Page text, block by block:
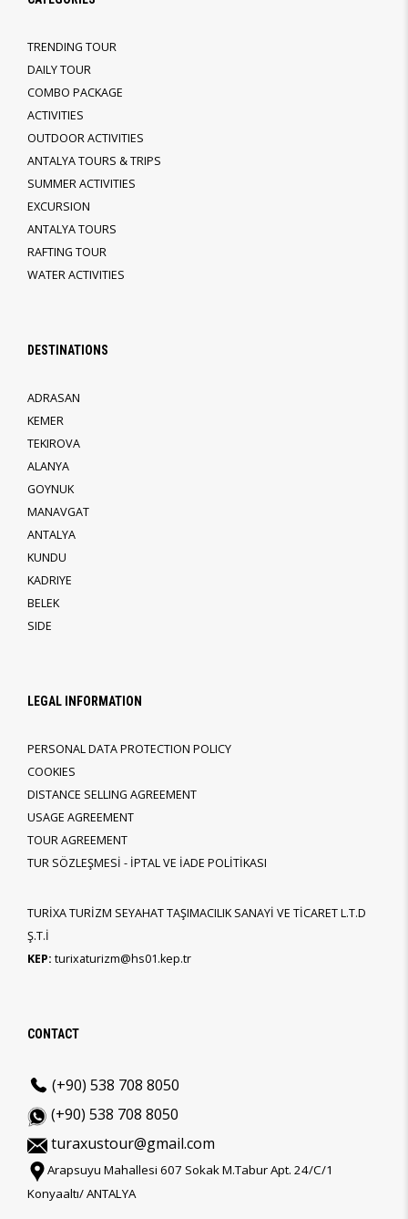
TRENDING TOUR
DAILY TOUR
COMBO PACKAGE
ACTIVITIES
OUTDOOR ACTIVITIES
ANTALYA TOURS & TRIPS
SUMMER ACTIVITIES
EXCURSION
ANTALYA TOURS
RAFTING TOUR
WATER ACTIVITIES
DESTINATIONS
ADRASAN
KEMER
TEKIROVA
ALANYA
GOYNUK
MANAVGAT
ANTALYA
KUNDU
KADRIYE
BELEK
SIDE
LEGAL INFORMATION
PERSONAL DATA PROTECTION POLICY
COOKIES
DISTANCE SELLING AGREEMENT
USAGE AGREEMENT
TOUR AGREEMENT
TUR SÖZLEŞMESİ - İPTAL VE İADE POLİTİKASI
TURİXA TURİZM SEYAHAT TAŞIMACILIK SANAYİ VE TİCARET L.T.D
Ş.T.İ
KEP: turixaturizm@hs01.kep.tr
CONTACT
(+90) 538 708 8050
(+90) 538 708 8050
turaxustour@gmail.com
Arapsuyu Mahallesi 607 Sokak M.Tabur Apt. 24/C/1
Konyaaltı/ ANTALYA